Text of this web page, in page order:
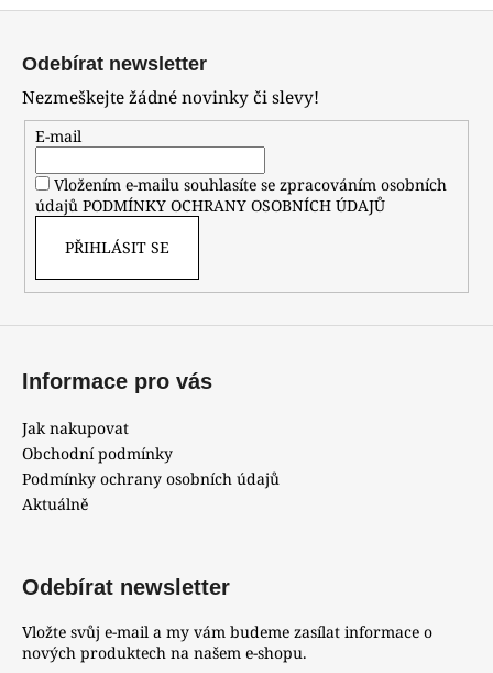
Odebírat newsletter
Nezmeškejte žádné novinky či slevy!
E-mail
Vložením e-mailu souhlasíte se zpracováním osobních
údajů PODMÍNKY OCHRANY OSOBNÍCH ÚDAJŮ
PŘIHLÁSIT SE
Informace pro vás
Jak nakupovat
Obchodní podmínky
Podmínky ochrany osobních údajů
Aktuálně
Odebírat newsletter
Vložte svůj e-mail a my vám budeme zasílat informace o
nových produktech na našem e-shopu.